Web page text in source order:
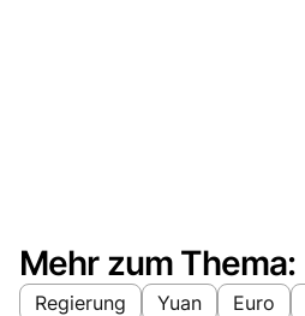
Mehr zum Thema:
Regierung Yuan Euro